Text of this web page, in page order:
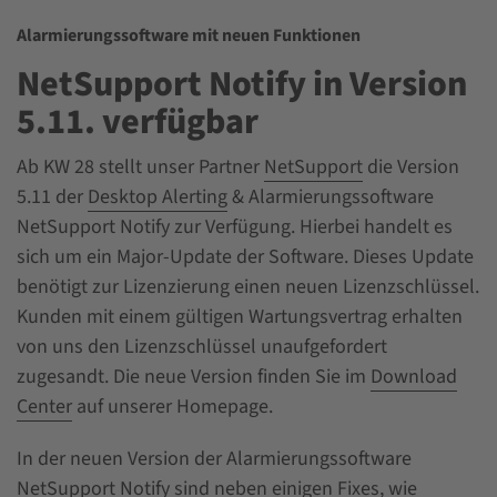
Alarmierungssoftware mit neuen Funktionen
NetSupport Notify in Version
5.11. verfügbar
Ab KW 28 stellt unser Partner NetSupport die Version
5.11 der Desktop Alerting& Alarmierungssoftware
NetSupport Notify zur Verfügung. Hierbei handelt es
sich um ein Major-Update der Software. Dieses Update
benötigt zur Lizenzierung einen neuen Lizenzschlüssel.
Kunden mit einem gültigen Wartungsvertrag erhalten
von uns den Lizenzschlüssel unaufgefordert
zugesandt. Die neue Version finden Sie im Download
Center auf unserer Homepage.
In der neuen Version der Alarmierungssoftware
NetSupport Notify sind neben einigen Fixes, wie